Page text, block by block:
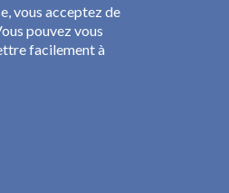
vous acceptez de
pouvez vous
facilement à